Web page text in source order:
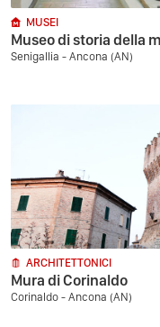
MUSEI
Museo di storia della
Senigallia - Ancona (AN)
ARCHITETTONICI
Mura di Corinaldo
Corinaldo - Ancona (AN)